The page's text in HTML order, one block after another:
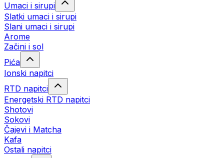
Umaci i sirupi
Slatki umaci i sirupi
Slani umaci i sirupi
Arome
Začini i sol
Pića
Ionski napitci
RTD napitci
Energetski RTD napitci
Shotovi
Sokovi
Čajevi i Matcha
Kafa
Ostali napitci